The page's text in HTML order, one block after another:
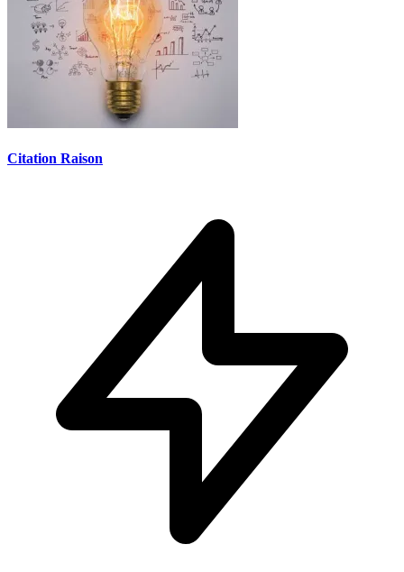
Citation Raison